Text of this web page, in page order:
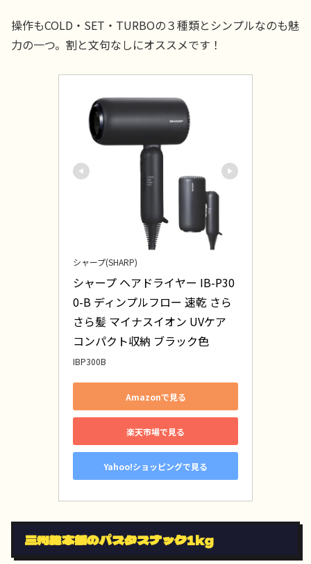
操作もCOLD・SET・TURBOの３種類とシンプルなのも魅
力の一つ。割と文句なしにオススメです！
シャープ(SHARP)
シャープ ヘアドライヤー IB-P30
0-B ディンプルフロー 速乾 さら
さら髪 マイナスイオン UVケア
コンパクト収納 ブラック色
IBP300B
Amazonで見る
楽天市場で見る
Yahoo!ショッピングで見る
三州総本舗のパスタスナック1kg